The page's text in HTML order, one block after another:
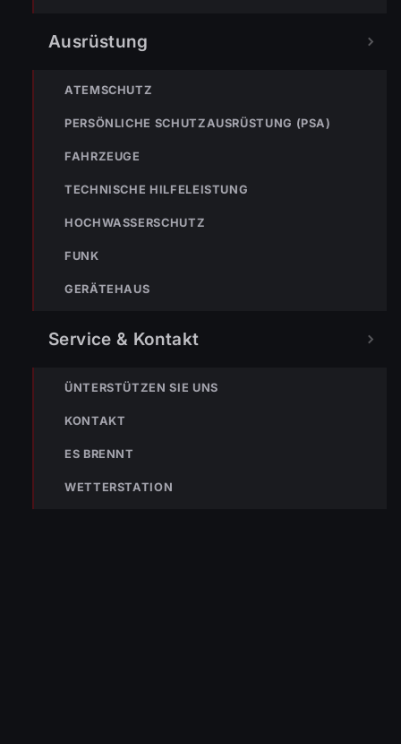
Ausrüstung
ATEMSCHUTZ
PERSÖNLICHE SCHUTZAUSRÜSTUNG (PSA)
FAHRZEUGE
TECHNISCHE HILFELEISTUNG
HOCHWASSERSCHUTZ
FUNK
GERÄTEHAUS
Service & Kontakt
ÜNTERSTÜTZEN SIE UNS
KONTAKT
ES BRENNT
WETTERSTATION